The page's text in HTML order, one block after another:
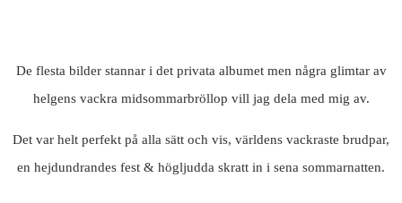
De flesta bilder stannar i det privata albumet men några glimtar av
helgens vackra midsommarbröllop vill jag dela med mig av.
Det var helt perfekt på alla sätt och vis, världens vackraste brudpar,
en hejdundrandes fest & högljudda skratt in i sena sommarnatten.